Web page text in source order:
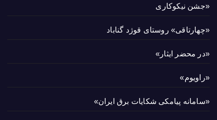
«جشن نیکوکاری
«چهارتاقی» روستای قوژد گناباد
«در محضر ایثار»
«راویوم»
«سامانه پیامکی شکایات برق ایران»